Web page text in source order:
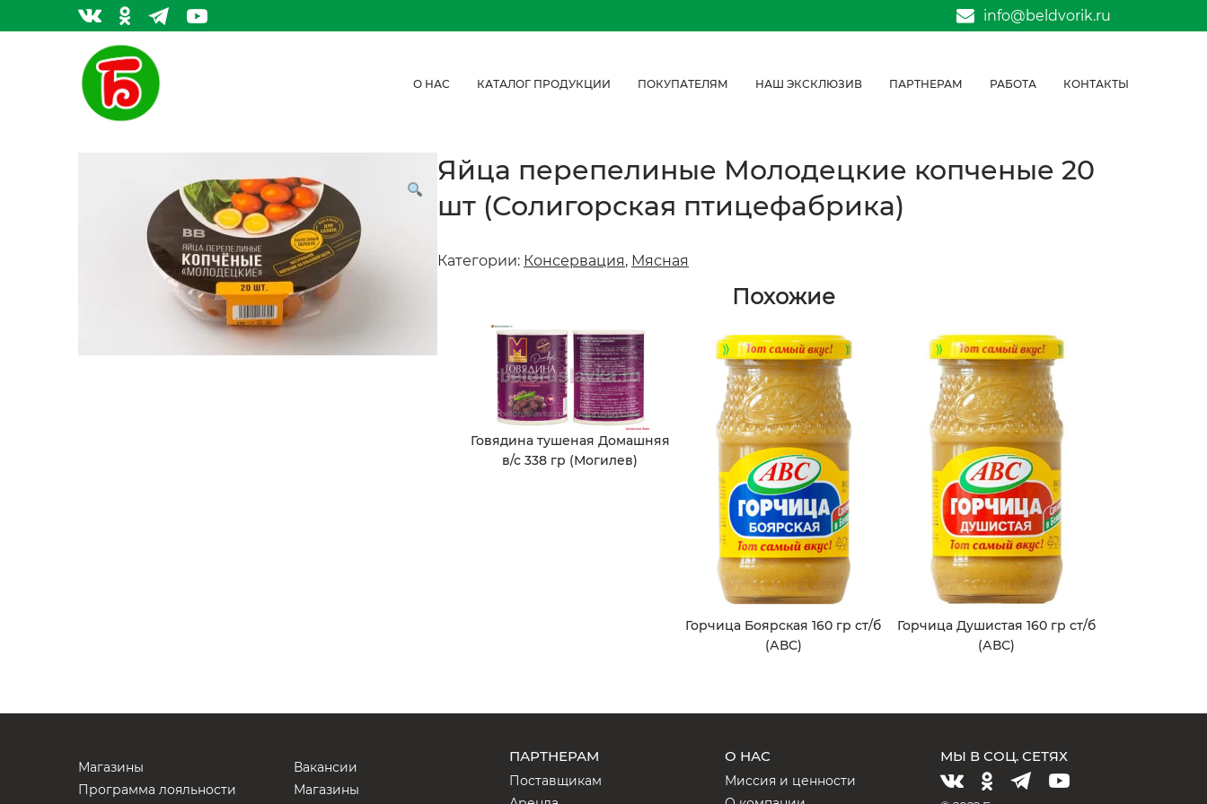
info@beldvorik.ru
О НАС КАТАЛОГ ПРОДУКЦИИ ПОКУПАТЕЛЯМ НАШ ЭКСКЛЮЗИВ ПАРТНЕРАМ РАБОТА КОНТАКТЫ
Яйца перепелиные Молодецкие копченые 20
шт (Солигорская птицефабрика)
Категории: Консервация, Мясная
Похожие
Говядина тушеная Домашняя
в/с 338 гр (Могилев)
Горчица Боярская 160 гр ст/б
(АВС)
Горчица Душистая 160 гр ст/б
(АВС)
Магазины
Программа лояльности
Вакансии
Магазины
ПАРТНЕРАМ
Поставщикам
О НАС
Миссия и ценности
МЫ В СОЦ. СЕТЯХ